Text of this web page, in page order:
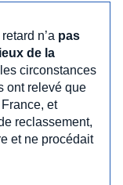
n’a pas
de la
circonstances
ont relevé que
et
reclassement,
et ne procédait